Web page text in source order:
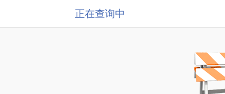
正在查询中